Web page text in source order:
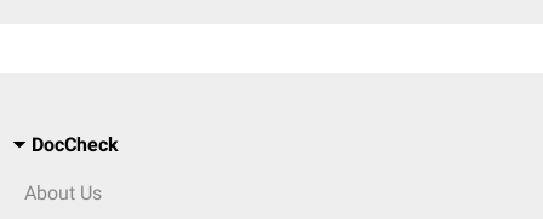
DocCheck
About Us